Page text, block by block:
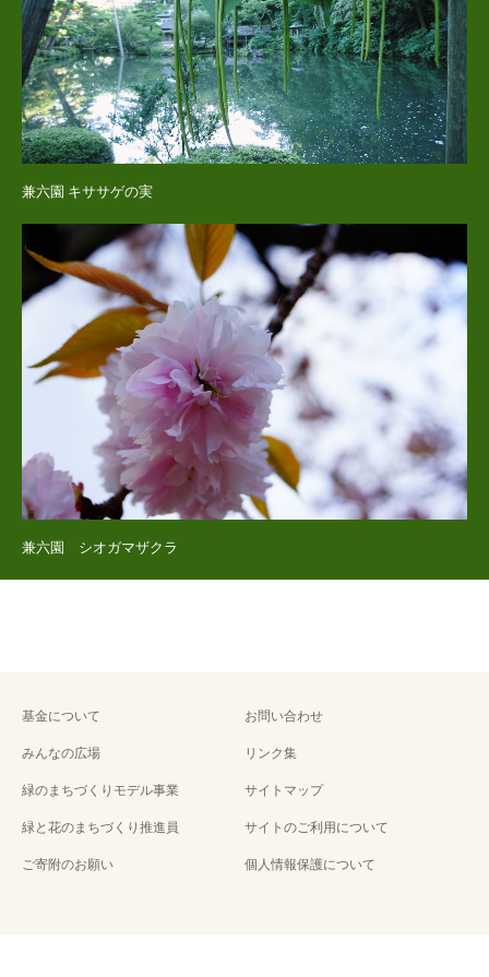
兼六園 キササゲの実
兼六園 シオガマザクラ
基金について
みんなの広場
緑のまちづくりモデル事業
緑と花のまちづくり推進員
ご寄附のお願い
お問い合わせ
リンク集
サイトマップ
サイトのご利用について
個人情報保護について